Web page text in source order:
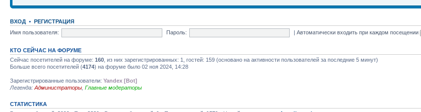
ВХОД • РЕГИСТРАЦИЯ
Имя пользователя:
Пароль: |Автоматически входить при каждом посещении
КТО СЕЙЧАС НА ФОРУМЕ
Сейчас посетителей на форуме: 160 , из них зарегистрированных: 1, гостей: 159 (основано на активности пользователей за последние 5 минут)
Больше всего посетителей (4174) на форуме было 02 ноя 2024, 14:28
Зарегистрированные пользователи: Yandex [Bot]
Легенда: Администраторы Главные модераторы
СТАТИСТИКА